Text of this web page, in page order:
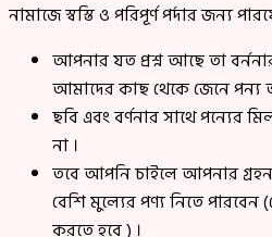
নামাজে স্বস্তি ও পরিপূর্ণ পর্দার জন্য
আপনার যত প্রশ্ন আছে তা
আমাদের কাছ থেকে জেনে পন্য
ছবি এবং বর্ণনার সাথে পন্যের
না ।
তবে আপনি চাইলে আপনার
বেশি মুল্যের পণ্য নিতে পারবেন
করতে হবে ) ।